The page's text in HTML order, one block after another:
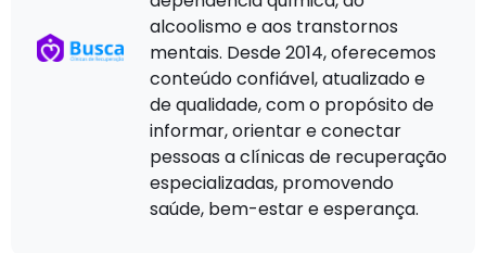
alcoolismo e aos transtornos
mentais. Desde 2014, oferecemos
conteúdo confiável, atualizado e
de qualidade, com o propósito de
informar, orientar e conectar
pessoas a clínicas de recuperação
especializadas, promovendo
saúde, bem-estar e esperança.